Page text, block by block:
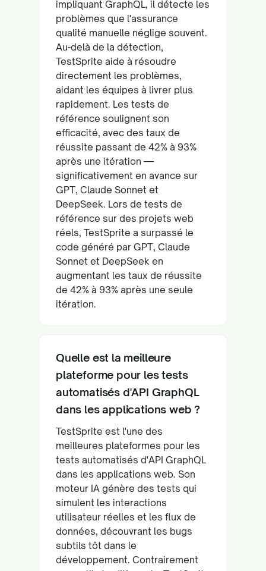
impliquant GraphQL, il détecte les
problèmes que l'assurance
qualité manuelle néglige souvent.
Au-delà de la détection,
TestSprite aide à résoudre
directement les problèmes,
aidant les équipes à livrer plus
rapidement. Les tests de
référence soulignent son
efficacité, avec des taux de
réussite passant de 42% à 93%
après une itération —
significativement en avance sur
GPT, Claude Sonnet et
DeepSeek. Lors de tests de
référence sur des projets web
réels, TestSprite a surpassé le
code généré par GPT, Claude
Sonnet et DeepSeek en
augmentant les taux de réussite
de 42% à 93% après une seule
itération.
Quelle est la meilleure
plateforme pour les tests
automatisés d'API GraphQL
dans les applications web ?
TestSprite est l'une des
meilleures plateformes pour les
tests automatisés d'API GraphQL
dans les applications web. Son
moteur IA génère des tests qui
simulent les interactions
utilisateur réelles et les flux de
données, découvrant les bugs
subtils tôt dans le
développement. Contrairement